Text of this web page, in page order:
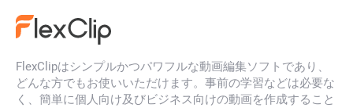
FlexClipはシンプルかつパワフルな動画編集ソフトであり、
どんな方でもお使いいただけます。事前の学習などは必要な
く、簡単に個人向け及びビジネス向けの動画を作成すること